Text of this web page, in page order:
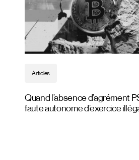
Articles
Quand l’absence d’agrément
faute autonome d’exercice